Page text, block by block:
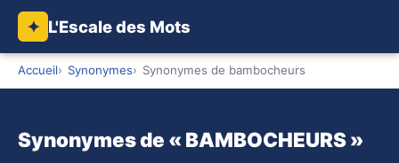
✦ L'Escale des Mots
Accueil Synonymes Synonymes de bambocheurs
Synonymes de « BAMBOCHEURS »